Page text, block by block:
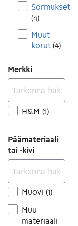
Sormukset
(4)
Muut
korut (4)
Merkki
H&M (1)
Päämateriaali
tai -kivi
Muovi (1)
Muu
materiaali